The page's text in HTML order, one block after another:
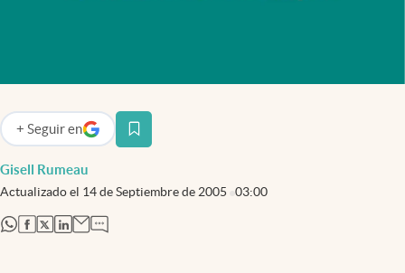
Gisell Rumeau
Actualizado el 14 de Septiembre de 2005 03:00
+ Seguir en
abre en nueva pestaña
abre en nueva pestaña
abre en nueva pestaña
abre en nueva pestaña
abre en nueva pestaña